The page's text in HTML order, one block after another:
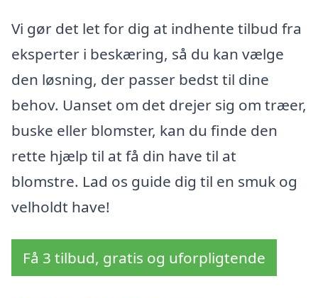
Vi gør det let for dig at indhente tilbud fra
eksperter i beskæring, så du kan vælge
den løsning, der passer bedst til dine
behov. Uanset om det drejer sig om træer,
buske eller blomster, kan du finde den
rette hjælp til at få din have til at
blomstre. Lad os guide dig til en smuk og
velholdt have!
Få 3 tilbud, gratis og uforpligtende